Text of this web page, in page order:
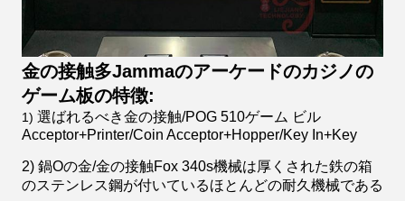
金の接触多Jammaのアーケードのカジノの
ゲーム板の特徴:
1) 選ばれるべき金の接触/POG 510ゲーム ビル
Acceptor+Printer/Coin Acceptor+Hopper/Key In+Key
2) 鍋Oの金/金の接触Fox 340s機械は厚くされた鉄の箱
のステンレス鋼が付いているほとんどの耐久機械である